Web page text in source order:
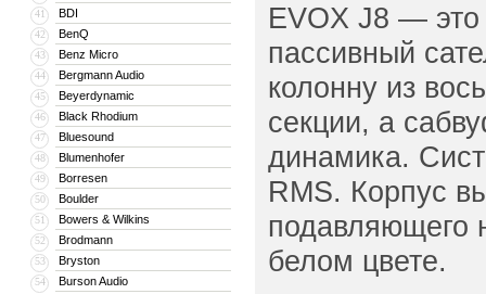
41 BDI
42 BenQ
43 Benz Micro
44 Bergmann Audio
45 Beyerdynamic
46 Black Rhodium
47 Bluesound
48 Blumenhofer
49 Borresen
50 Boulder
51 Bowers & Wilkins
52 Brodmann
53 Bryston
54 Burson Audio
EVOX J8 — это
пассивный
колонну из
секции, а
динамика.
RMS. Корпус
подавляющего
белом цвете.